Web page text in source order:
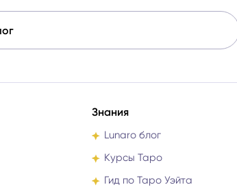
Знания
Lunaro блог
Курсы Таро
Гид по Таро Уэйта